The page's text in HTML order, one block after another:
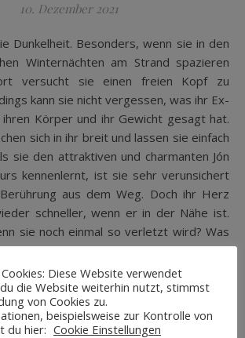
10. Dezember 2021
Winternächten am Strand spazieren
versucht sie einen freien Kopf zu
kann sie nicht vergessen, was ihr Ex-
Körper und ihr Gewicht gesagt hat.
sich in ihr breit und lassen sie einfach
sie den attraktiven und charmanten Jón
kennenlernt, ist sie sehr verunsichert
aus dem Weg. Doch ihr Herz
schneller, wenn er in der Nähe ist.
sie noch einmal so verletzt wird? Was
ihr? Meine Meinung Bevor…
WEITERLESEN
Diese Website verwendet
die Website weiterhin nutzt, stimmst
von Cookies zu.
beispielsweise zur Kontrolle von
du hier: Cookie Einstellungen